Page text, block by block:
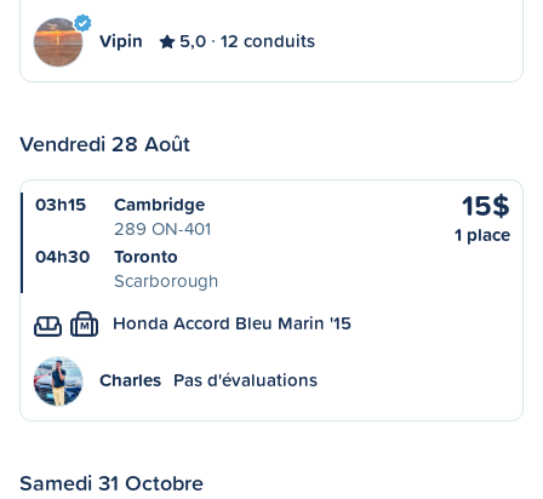
Vipin 5,0 12 conduits
Vendredi 28 Août
03h15
Cambridge
289 ON-401
04h30
Toronto
Scarborough
15$
1 place
M Honda Accord Bleu Marin '15
Charles Pas d'évaluations
Samedi 31 Octobre